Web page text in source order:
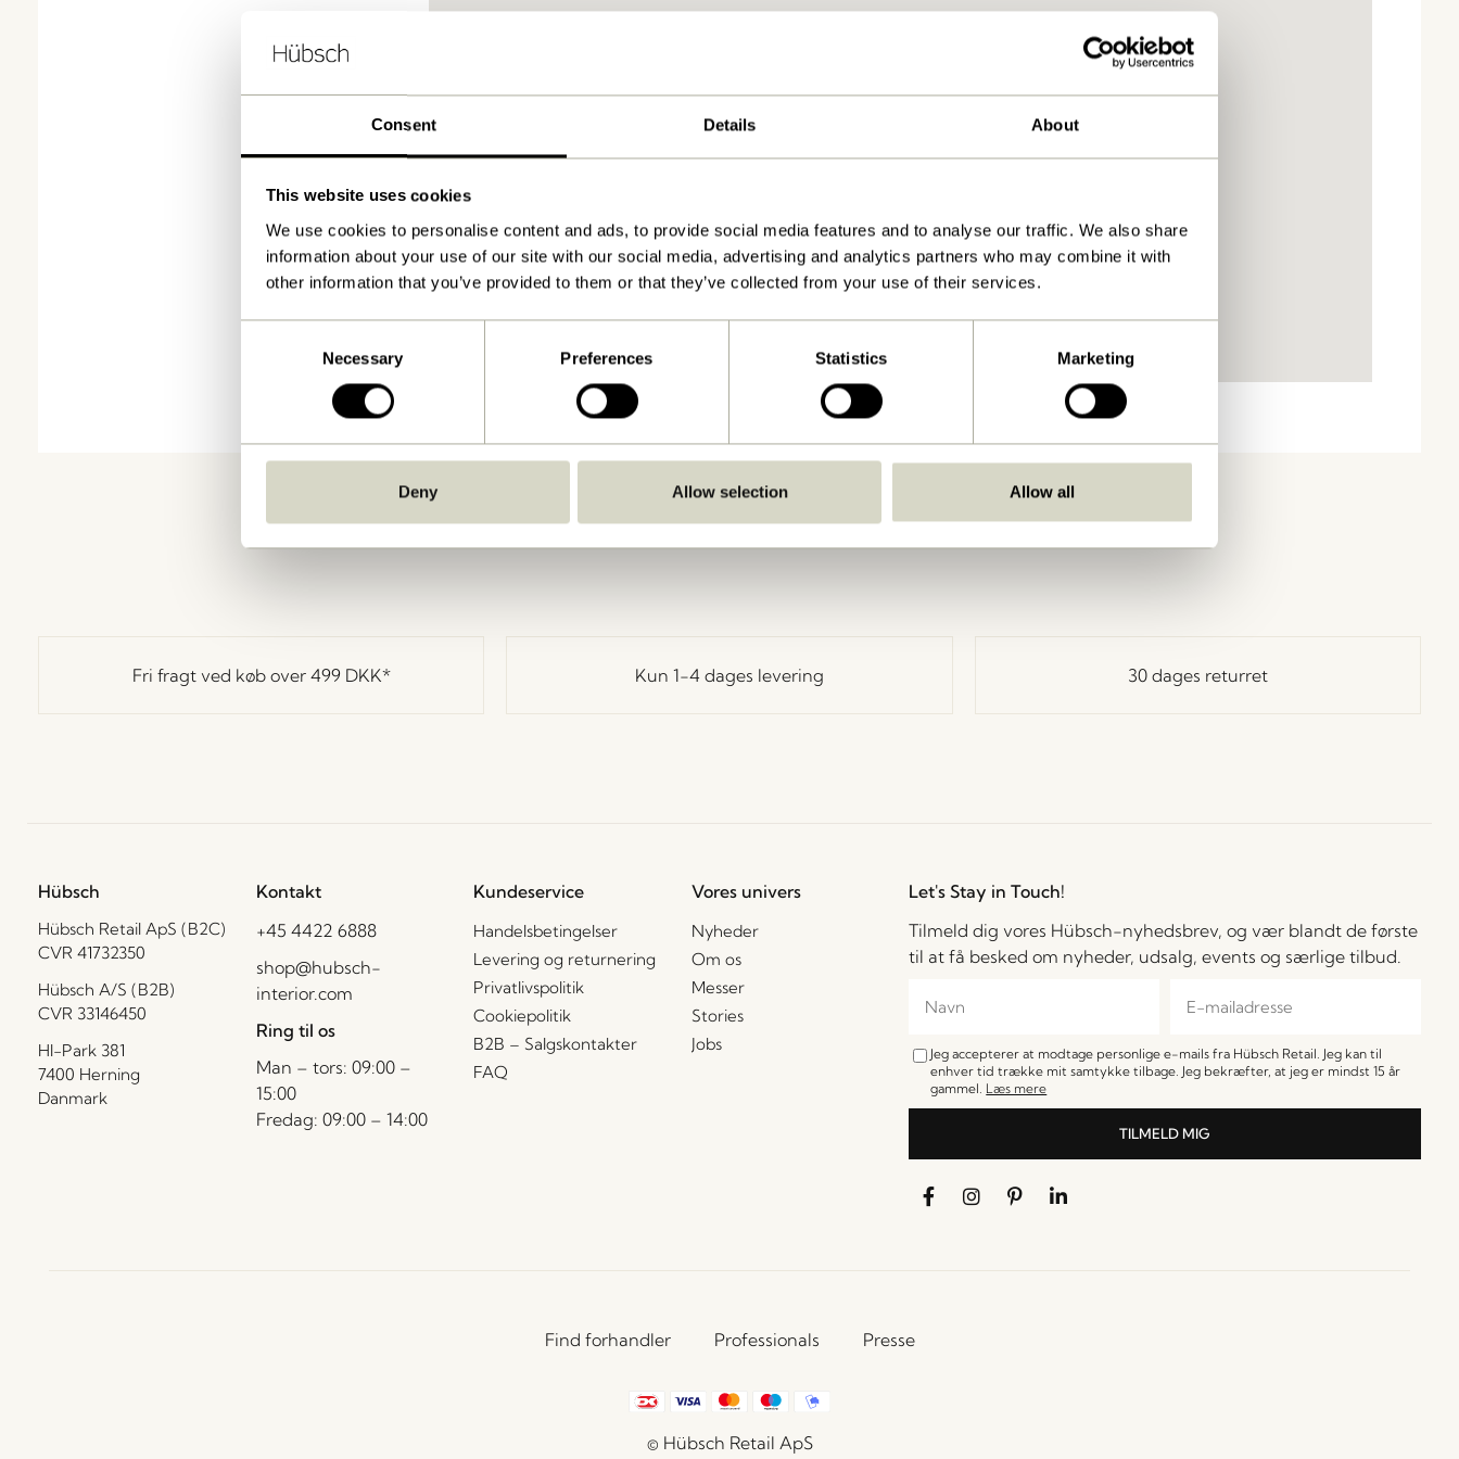
Consent Details About
This website uses cookies
We use cookies to personalise content and ads, to provide social media features and to analyse our traffic. We also share
information about your use of our site with our social media, advertising and analytics partners who may combine it with
other information that you’ve provided to them or that they’ve collected from your use of their services.
Necessary Preferences Statistics Marketing
Deny Allow selection Allow all
Gå tilbage
Fri fragt ved køb over 499 DKK* Kun 1-4 dages levering 30 dages returret
Hübsch
Hübsch Retail ApS (B2C)
CVR 41732350
Hübsch A/S (B2B)
CVR 33146450
HI-Park 381
7400 Herning
Danmark
Kontakt
+45 4422 6888
shop@hubsch-
interior.com
Ring til os
Man – tors: 09:00 –
15:00
Fredag: 09:00 – 14:00
Kundeservice
Handelsbetingelser
Levering og returnering
Privatlivspolitik
Cookiepolitik
B2B – Salgskontakter
FAQ
Vores univers
Nyheder
Om os
Messer
Stories
Jobs
Let's Stay in Touch!
Tilmeld dig vores Hübsch-nyhedsbrev, og vær blandt de første
til at få besked om nyheder, udsalg, events og særlige tilbud.
Jeg accepterer at modtage personlige e-mails fra Hübsch Retail. Jeg kan til
enhver tid trække mit samtykke tilbage. Jeg bekræfter, at jeg er mindst 15 år
gammel. Læs mere
TILMELD MIG
Find forhandler Professionals Presse
© Hübsch Retail ApS